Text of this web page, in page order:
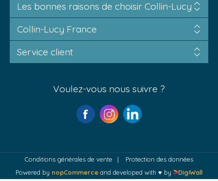
Les bonnes raisons de choisir Collin-Lucy
Collin-Lucy France
Service client
Voulez-vous nous suivre ?
Conditions générales de vente
Protection des données
Powered by nopCommerce and developed with ♥ by DigiWall